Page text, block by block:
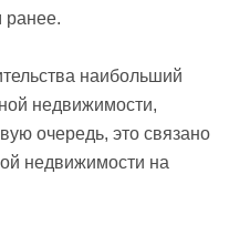
наибольший
недвижимости,
очередь, это связано
недвижимости на